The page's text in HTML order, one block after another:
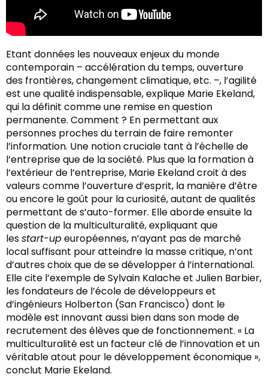
Etant données les nouveaux enjeux du monde
contemporain – accélération du temps, ouverture
des frontières, changement climatique, etc. –, l’agilité
est une qualité indispensable, explique Marie Ekeland,
qui la définit comme une remise en question
permanente. Comment ? En permettant aux
personnes proches du terrain de faire remonter
l’information. Une notion cruciale tant à l’échelle de
l’entreprise que de la société. Plus que la formation à
l’extérieur de l’entreprise, Marie Ekeland croit à des
valeurs comme l’ouverture d’esprit, la manière d’être
ou encore le goût pour la curiosité, autant de qualités
permettant de s’auto-former. Elle aborde ensuite la
question de la multiculturalité, expliquant que
lesstart-upeuropéennes, n’ayant pas de marché
local suffisant pour atteindre la masse critique, n’ont
d’autres choix que de se développer à l’international.
Elle cite l’exemple de Sylvain Kalache et Julien Barbier,
les fondateurs de l’école de développeurs et
d’ingénieurs Holberton (San Francisco) dont le
modèle est innovant aussi bien dans son mode de
recrutement des élèves que de fonctionnement. « La
multiculturalité est un facteur clé de l’innovation et un
véritable atout pour le développement économique »,
conclut Marie Ekeland.